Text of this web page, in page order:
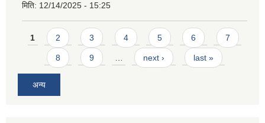
मिति: 12/14/2025 - 15:25
Pages
1 2 3 4 5 6 7
8 9 next › last »
अन्य